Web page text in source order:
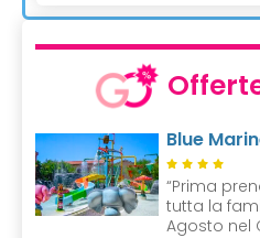
Blue
“Prima
tutta la
Agosto nel